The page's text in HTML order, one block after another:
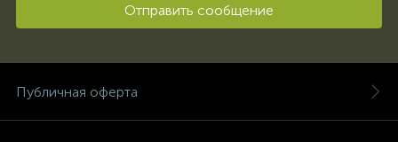
Отправить сообщение
Публичная оферта